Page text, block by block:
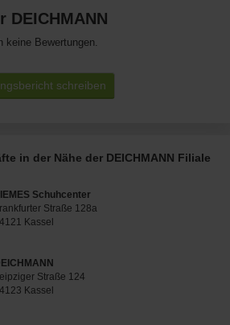
DEICHMANN
keine Bewertungen.
schreiben
in der Nähe der DEICHMANN Filiale
Schuhcenter
Straße 128a
Kassel
Straße 124
Kassel